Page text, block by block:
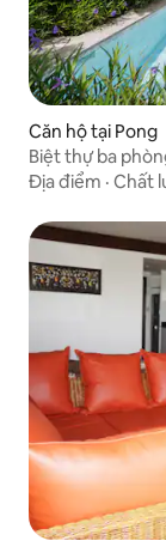
Căn hộ tại Pong
Biệt thự ba
6 người
Địa điểm · Chất